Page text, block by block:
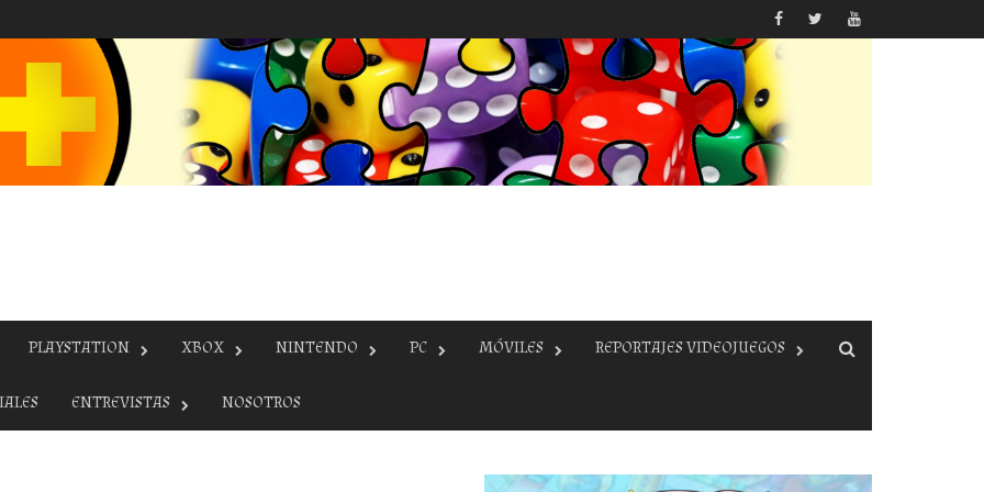
PLAYSTATION XBOX NINTENDO PC MÓVILES REPORTAJES VIDEOJUEGOS
ENTREVISTAS NOSOTROS